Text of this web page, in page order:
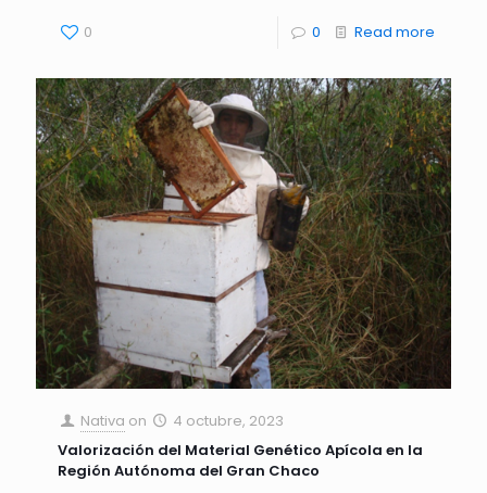
0 0 Read more
Nativa on
4 octubre, 2023
Valorización del Material Genético Apícola en la
Región Autónoma del Gran Chaco